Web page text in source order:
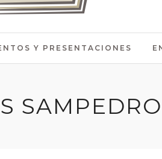
Y PRESENTACIONES
SAMPEDRO